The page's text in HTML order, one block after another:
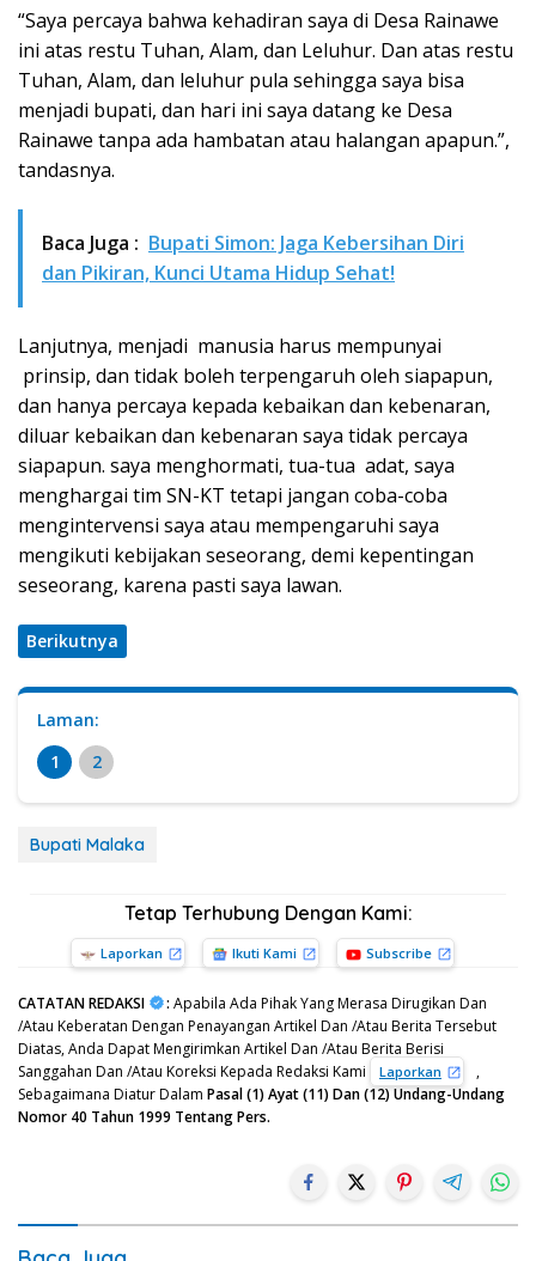
“Saya percaya bahwa kehadiran saya di Desa Rainawe
ini atas restu Tuhan, Alam, dan Leluhur. Dan atas restu
Tuhan, Alam, dan leluhur pula sehingga saya bisa
menjadi bupati, dan hari ini saya datang ke Desa
Rainawe tanpa ada hambatan atau halangan apapun.”,
tandasnya.
Baca Juga : Bupati Simon: Jaga Kebersihan Diri
dan Pikiran, Kunci Utama Hidup Sehat!
Lanjutnya, menjadi manusia harus mempunyai
prinsip, dan tidak boleh terpengaruh oleh siapapun,
dan hanya percaya kepada kebaikan dan kebenaran,
diluar kebaikan dan kebenaran saya tidak percaya
siapapun. saya menghormati, tua-tua adat, saya
menghargai tim SN-KT tetapi jangan coba-coba
mengintervensi saya atau mempengaruhi saya
mengikuti kebijakan seseorang, demi kepentingan
seseorang, karena pasti saya lawan.
Berikutnya
Laman:
1
2
Bupati Malaka
Tetap Terhubung Dengan Kami:
Laporkan Ikuti Kami Subscribe
CATATAN REDAKSI : Apabila Ada Pihak Yang Merasa Dirugikan Dan
/Atau Keberatan Dengan Penayangan Artikel Dan /Atau Berita Tersebut
Diatas, Anda Dapat Mengirimkan Artikel Dan /Atau Berita Berisi
Sanggahan Dan /Atau Koreksi Kepada Redaksi Kami
Laporkan
,
Sebagaimana Diatur Dalam Pasal (1) Ayat (11) Dan (12) Undang-Undang
Nomor 40 Tahun 1999 Tentang Pers.